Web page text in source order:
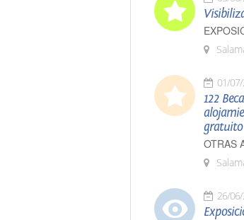
01/
122
gratuito
OTRAS
26/